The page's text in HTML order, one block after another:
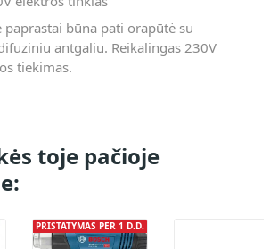
paprastai būna pati orapūtė su
antgaliu. Reikalingas 230V
tiekimas.
toje pačioje
PRISTATYMAS PER 1 D.D.